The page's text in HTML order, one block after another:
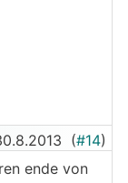
(#14)
ende von